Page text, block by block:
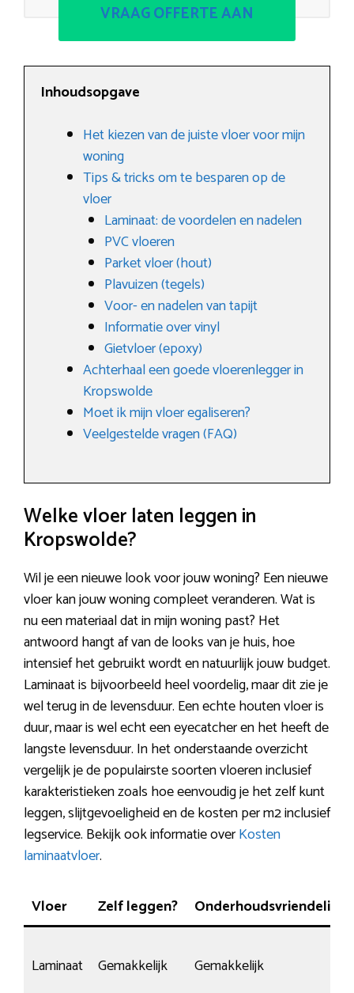
VRAAG OFFERTE AAN
Inhoudsopgave
Het kiezen van de juiste vloer voor mijn
woning
Tips & tricks om te besparen op de
vloer
Laminaat: de voordelen en nadelen
PVC vloeren
Parket vloer (hout)
Plavuizen (tegels)
Voor- en nadelen van tapijt
Informatie over vinyl
Gietvloer (epoxy)
Achterhaal een goede vloerenlegger in
Kropswolde
Moet ik mijn vloer egaliseren?
Veelgestelde vragen (FAQ)
Welke vloer laten leggen in
Kropswolde?
Wil je een nieuwe look voor jouw woning? Een nieuwe
vloer kan jouw woning compleet veranderen. Wat is
nu een materiaal dat in mijn woning past? Het
antwoord hangt af van de looks van je huis, hoe
intensief het gebruikt wordt en natuurlijk jouw budget.
Laminaat is bijvoorbeeld heel voordelig, maar dit zie je
wel terug in de levensduur. Een echte houten vloer is
duur, maar is wel echt een eyecatcher en het heeft de
langste levensduur. In het onderstaande overzicht
vergelijk je de populairste soorten vloeren inclusief
karakteristieken zoals hoe eenvoudig je het zelf kunt
leggen, slijtgevoeligheid en de kosten per m2 inclusief
legservice. Bekijk ook informatie overKosten
laminaatvloer.
Vloer Zelf leggen? Onderhoudsvriendelijk
Laminaat Gemakkelijk Gemakkelijk